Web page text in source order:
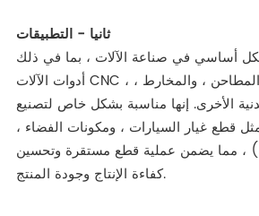
ثانيا - التطبيقات
أساسي في صناعة الآلات ، بما في ذلك
أدوات الآلات CNC ، وآلات الطحن ، والمطاحن ، والمخارط ،
الأخرى. إنها مناسبة بشكل خاص لتصنيع
قطع غيار السيارات ، ومكونات الفضاء ،
، مما يضمن عملية قطع مستقرة وتحسين
كفاءة الإنتاج وجودة المنتج.